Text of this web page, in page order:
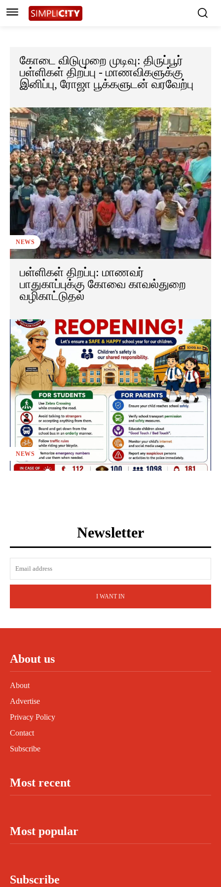
கோடை விடுமுறை முடிவு: திருப்பூர்
பள்ளிகள் திறப்பு - மாணவிகளுக்கு
இனிப்பு, ரோஜா பூக்களுடன் வரவேற்பு
NEWS
பள்ளிகள் திறப்பு: மாணவர்
பாதுகாப்புக்கு கோவை காவல்துறை
வழிகாட்டுதல்
NEWS
Newsletter
I WANT IN
About us
About
Advertise
Privacy Policy
Contact
Subscribe
Most recent
Most popular
Subscribe